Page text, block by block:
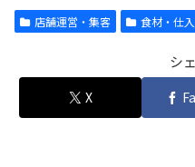
店舗運営・集客 食材・仕
シ
X